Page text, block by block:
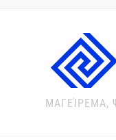
ΜΑΓΕΊΡΕΜΑ,